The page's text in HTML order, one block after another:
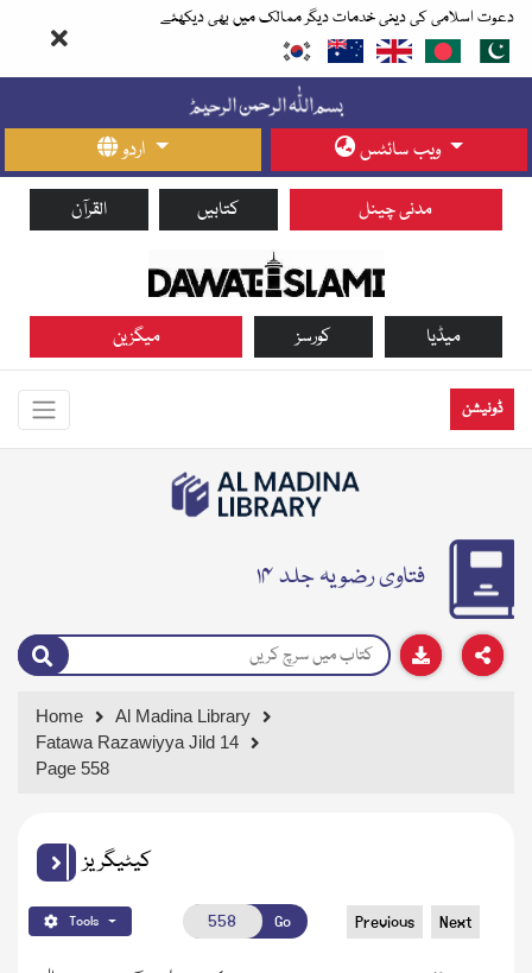
دعوت اسلامی کی دینی خدمات دیگر ممالک میں بھی دیکھئے
اردو ویب سائٹس
القرآن کتابیں مدنی چینل
میگزین کورسز میڈیا
ڈونیشن
فتاوی رضویہ جلد ۱۴
Home
Al Madina Library
Fatawa Razawiyya Jild 14
Page 558
کیٹیگریز
Tools Go Previous Next